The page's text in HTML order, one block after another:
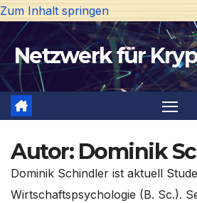
Zum Inhalt springen
Netzwerk für
Autor: Dominik
Dominik Schindler ist aktuell
Wirtschaftspsychologie (B. Sc.).